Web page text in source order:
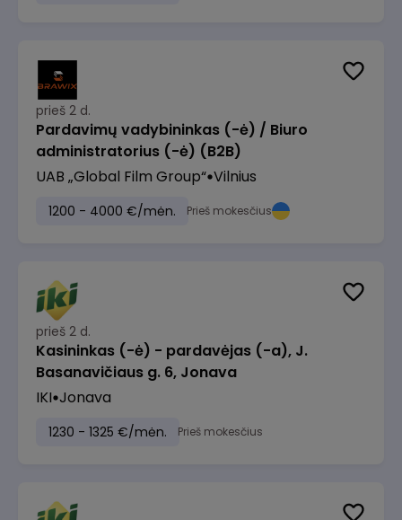
prieš 2 d.
Pardavimų vadybininkas (-ė) / Biuro
administratorius (-ė) (B2B)
UAB „Global Film Group“ Vilnius
1200 - 4000 €/mėn. Prieš mokesčius
prieš 2 d.
Kasininkas (-ė) - pardavėjas (-a), J.
Basanavičiaus g. 6, Jonava
IKI Jonava
1230 - 1325 €/mėn. Prieš mokesčius